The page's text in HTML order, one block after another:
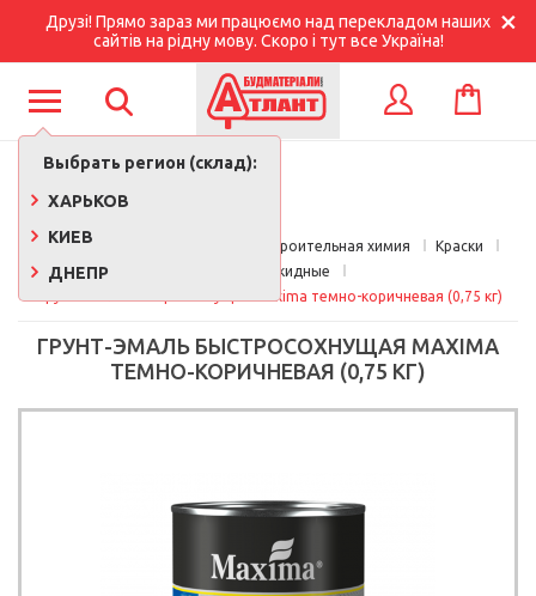
Друзі! Прямо зараз ми працюємо над перекладом наших
сайтів на рідну мову. Скоро і тут все Україна!
Выбрать регион (склад):
ХАРЬКОВ
КИЕВ
ДНЕПР
КОРЗИНА
Главная Краски, лаки, клеи, строительная химия
Краски
Эмали алкидные
Грунт-эмаль быстросохнущая Maxima темно-коричневая (0,75 кг)
ГРУНТ-ЭМАЛЬ БЫСТРОСОХНУЩАЯ MAXIMA
ТЕМНО-КОРИЧНЕВАЯ (0,75 КГ)